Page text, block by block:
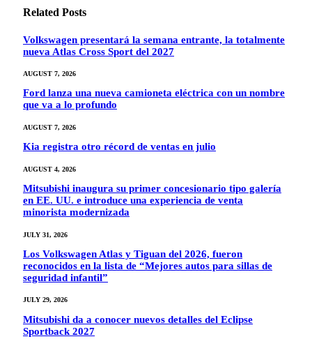
Related Posts
Volkswagen presentará la semana entrante, la totalmente
nueva Atlas Cross Sport del 2027
AUGUST 7, 2026
Ford lanza una nueva camioneta eléctrica con un nombre
que va a lo profundo
AUGUST 7, 2026
Kia registra otro récord de ventas en julio
AUGUST 4, 2026
Mitsubishi inaugura su primer concesionario tipo galería
en EE. UU. e introduce una experiencia de venta
minorista modernizada
JULY 31, 2026
Los Volkswagen Atlas y Tiguan del 2026, fueron
reconocidos en la lista de “Mejores autos para sillas de
seguridad infantil”
JULY 29, 2026
Mitsubishi da a conocer nuevos detalles del Eclipse
Sportback 2027